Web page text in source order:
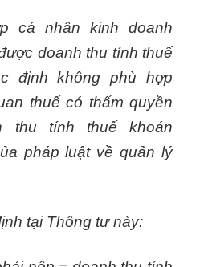
cá nhân kinh doanh
doanh thu tính thuế
định không phù hợp
thuế có thẩm quyền
thu tính thuế khoán
pháp luật về quản lý
tại Thông tư này: